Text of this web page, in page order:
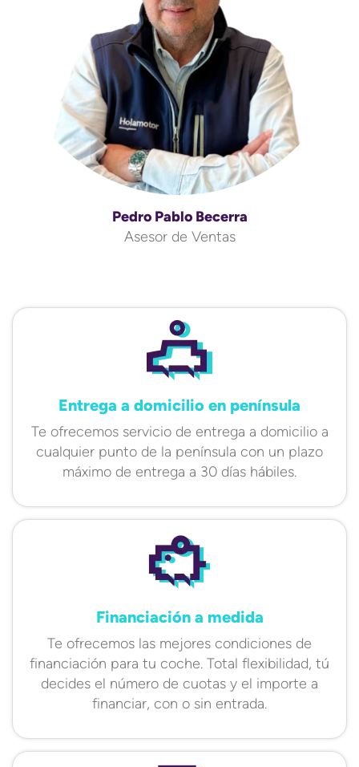
Pedro Pablo Becerra
Asesor de Ventas
Entrega a domicilio en península
Te ofrecemos servicio de entrega a domicilio a
cualquier punto de la península con un plazo
máximo de entrega a 30 días hábiles.
Financiación a medida
Te ofrecemos las mejores condiciones de
financiación para tu coche. Total flexibilidad, tú
decides el número de cuotas y el importe a
financiar, con o sin entrada.